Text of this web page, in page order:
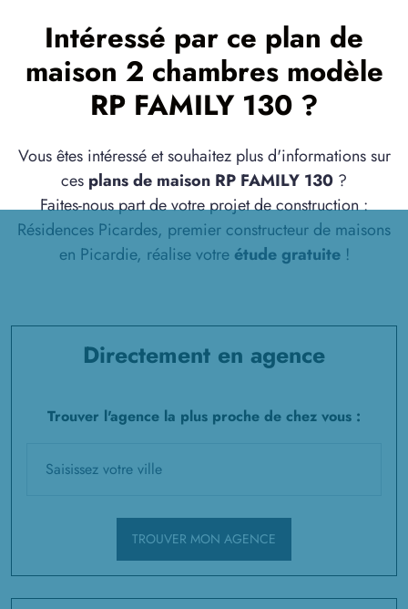
Intéressé par ce plan de
maison 2 chambres modèle
RP FAMILY 130 ?
Vous êtes intéressé et souhaitez plus d'informations sur
ces plans de maison RP FAMILY 130 ?
Faites-nous part de votre projet de construction :
Résidences Picardes, premier constructeur de maisons
en Picardie, réalise votre étude gratuite!
Directement en agence
Trouver l'agence la plus proche de chez vous :
TROUVER MON AGENCE